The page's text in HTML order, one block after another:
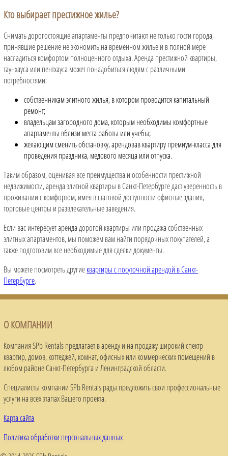
Кто выбирает престижное жилье?
Снимать дорогостоящие апартаменты предпочитают не только гости города,
принявшие решение не экономить на временном жилье и в полной мере
насладиться комфортом полноценного отдыха. Аренда престижной квартиры,
таунхауса или пентхауса может понадобиться людям с различными
потребностями:
собственникам элитного жилья, в котором проводится капитальный
ремонт;
владельцам загородного дома, которым необходимы комфортные
апартаменты вблизи места работы или учебы;
желающим сменить обстановку, арендовав квартиру премиум-класса для
проведения праздника, медового месяца или отпуска.
Таким образом, оценивая все преимущества и особенности престижной
недвижимости, аренда элитной квартиры в Санкт-Петербурге даст уверенность в
проживании с комфортом, имея в шаговой доступности офисные здания,
торговые центры и развлекательные заведения.
Если вас интересует аренда дорогой квартиры или продажа собственных
элитных апартаментов, мы поможем вам найти порядочных покупателей, а
также подготовим все необходимые для сделки документы.
Вы можете посмотреть другиеквартиры с посуточной арендой в Санкт-
Петербурге.
О КОМПАНИИ
Компания SPb Rentals предлагает в аренду и на продажу широкий спектр
квартир, домов, коттеджей, комнат, офисных или коммерческих помещений в
любом районе Санкт-Петербурга и Ленинградской области.
Специалисты компании SPb Rentals рады предложить свои профессиональные
услуги на всех этапах Вашего проекта.
Карта сайта
Политика обработки персональных данных